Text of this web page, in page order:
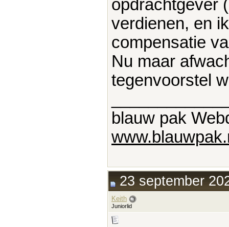
opdrachtgever
verdienen, en
compensatie
Nu maar
tegenvoorstel
blauw pak
23 september
Keith
Juniorlid